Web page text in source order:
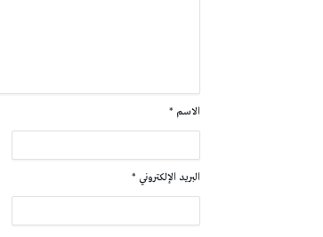
الاسم *
البريد الإلكتروني *